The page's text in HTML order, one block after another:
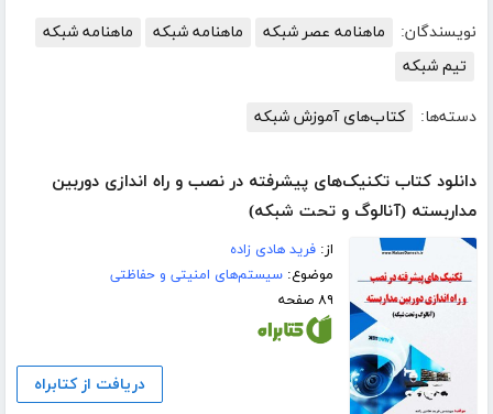
نویسندگان: ماهنامه عصر شبکه ماهنامه شبکه
ماهنامه شبکه
تیم شبکه
دسته‌ها: کتاب‌های آموزش شبکه
دانلود کتاب تکنیک‌های پیشرفته در نصب و راه اندازی دوربین
مداربسته (آنالوگ و تحت شبکه)
از:فرید هادی زاده
موضوع:سیستم‌های امنیتی و حفاظتی
۸۹ صفحه
دریافت از کتابراه